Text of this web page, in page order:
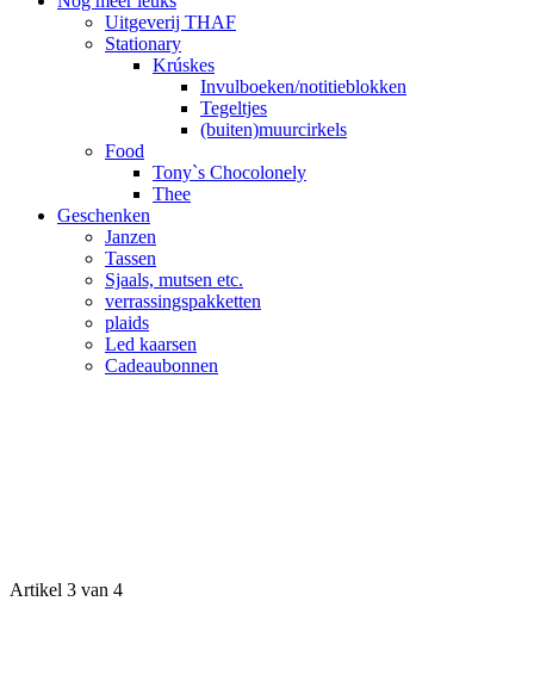
Uitgeverij THAF
Stationary
Krúskes
Invulboeken/notitieblokken
Tegeltjes
(buiten)muurcirkels
Food
Tony`s Chocolonely
Thee
Geschenken
Janzen
Tassen
Sjaals, mutsen etc.
verrassingspakketten
plaids
Led kaarsen
Cadeaubonnen
Artikel 3 van 4